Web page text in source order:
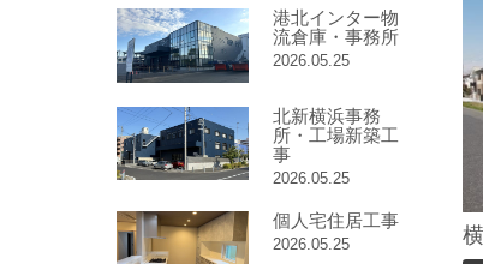
港北インター物
流倉庫・事務所
2026.05.25
北新横浜事務
所・工場新築工
事
2026.05.25
個人宅住居工事
2026.05.25